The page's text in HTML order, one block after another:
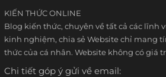
KIẾN THỨC ONLINE
Blog kiến thức, chuyên về tất cả các lĩnh
kinh nghiệm, chia sẻ Website chỉ mang
thức của cá nhân. Website không có giá
Chi tiết góp ý gửi về email: